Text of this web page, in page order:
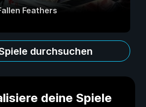
Feathers
durchsuchen
deine Spiele